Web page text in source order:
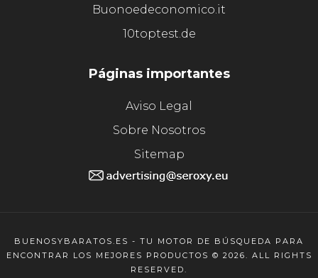
Buonoedeconomico.it
10toptest.de
Páginas importantes
Aviso Legal
Sobre Nosotros
Sitemap
BUENOSYBARATOS.ES - TU MOTOR DE BÚSQUEDA PARA
ENCONTRAR LOS MEJORES PRODUCTOS © 2026. ALL RIGHTS
RESERVED.